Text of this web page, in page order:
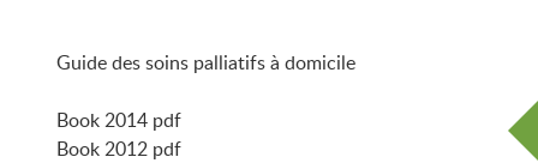
Guide des soins palliatifs à domicile
Book 2014 pdf
Book 2012 pdf